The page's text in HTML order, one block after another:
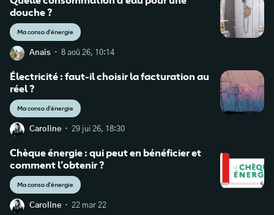
douche ?
Ma conso d'énergie
Anais · 8 aoû 26, 10:14
Électricité : faut-il choisir la facturation au
réel ?
Ma conso d'énergie
Caroline · 29 jui 26, 18:30
Chèque énergie : qui peut en bénéficier et
comment l’obtenir ?
Ma conso d'énergie
Caroline · 22 mar 22